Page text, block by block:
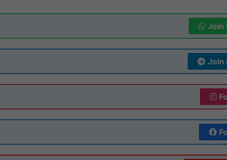
Join
Join